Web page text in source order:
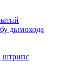
дымохода
штрипс